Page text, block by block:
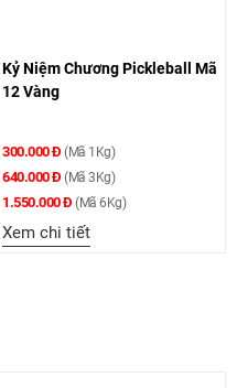
Kỷ Niệm Chương Pickleball Mã
12 Vàng
300.000 Đ (Mã 1Kg)
640.000 Đ (Mã 3Kg)
1.550.000 Đ (Mã 6Kg)
Xem chi tiết